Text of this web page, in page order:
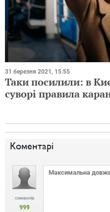
31 березня 2021, 15:55
Таки посилили: в
суворі правила
Коментарі
символів
999